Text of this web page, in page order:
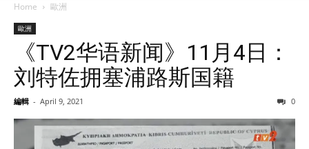
Home 歐洲
歐洲
《TV2华语新闻》11月4日：
刘特佐拥塞浦路斯国籍
編輯 - April 9, 2021 0